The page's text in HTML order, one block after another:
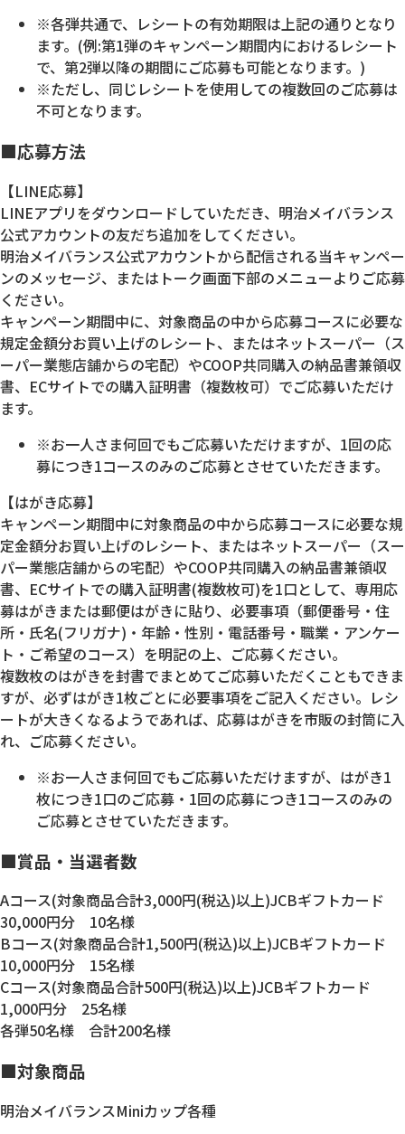
※各弾共通で、レシートの有効期限は上記の通りとなり
ます。(例:第1弾のキャンペーン期間内におけるレシート
で、第2弾以降の期間にご応募も可能となります。)
※ただし、同じレシートを使用しての複数回のご応募は
不可となります。
■応募方法
【LINE応募】
LINEアプリをダウンロードしていただき、明治メイバランス
公式アカウントの友だち追加をしてください。
明治メイバランス公式アカウントから配信される当キャンペー
ンのメッセージ、またはトーク画面下部のメニューよりご応募
ください。
キャンペーン期間中に、対象商品の中から応募コースに必要な
規定金額分お買い上げのレシート、またはネットスーパー（ス
ーパー業態店舗からの宅配）やCOOP共同購入の納品書兼領収
書、ECサイトでの購入証明書（複数枚可）でご応募いただけ
ます。
※お一人さま何回でもご応募いただけますが、1回の応
募につき1コースのみのご応募とさせていただきます。
【はがき応募】
キャンペーン期間中に対象商品の中から応募コースに必要な規
定金額分お買い上げのレシート、またはネットスーパー（スー
パー業態店舗からの宅配）やCOOP共同購入の納品書兼領収
書、ECサイトでの購入証明書(複数枚可)を1口として、専用応
募はがきまたは郵便はがきに貼り、必要事項（郵便番号・住
所・氏名(フリガナ)・年齢・性別・電話番号・職業・アンケー
ト・ご希望のコース）を明記の上、ご応募ください。
複数枚のはがきを封書でまとめてご応募いただくこともできま
すが、必ずはがき1枚ごとに必要事項をご記入ください。レシ
ートが大きくなるようであれば、応募はがきを市販の封筒に入
れ、ご応募ください。
※お一人さま何回でもご応募いただけますが、はがき1
枚につき1口のご応募・1回の応募につき1コースのみの
ご応募とさせていただきます。
■賞品・当選者数
Aコース(対象商品合計3,000円(税込)以上)JCBギフトカード
30,000円分 10名様
Bコース(対象商品合計1,500円(税込)以上)JCBギフトカード
10,000円分 15名様
Cコース(対象商品合計500円(税込)以上)JCBギフトカード
1,000円分 25名様
各弾50名様 合計200名様
■対象商品
明治メイバランスMiniカップ各種